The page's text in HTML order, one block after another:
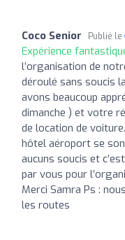
Coco Senior Publié le
Expérience
l’organisation de
déroulé sans soucis
avons beaucoup
dimanche ) et votre
de location de
hôtel aéroport se
aucuns soucis et
par vous pour
Merci Samra Ps :
les routes